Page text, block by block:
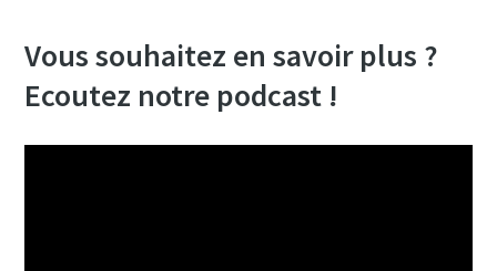
Vous souhaitez en savoir plus ?
Ecoutez notre podcast !